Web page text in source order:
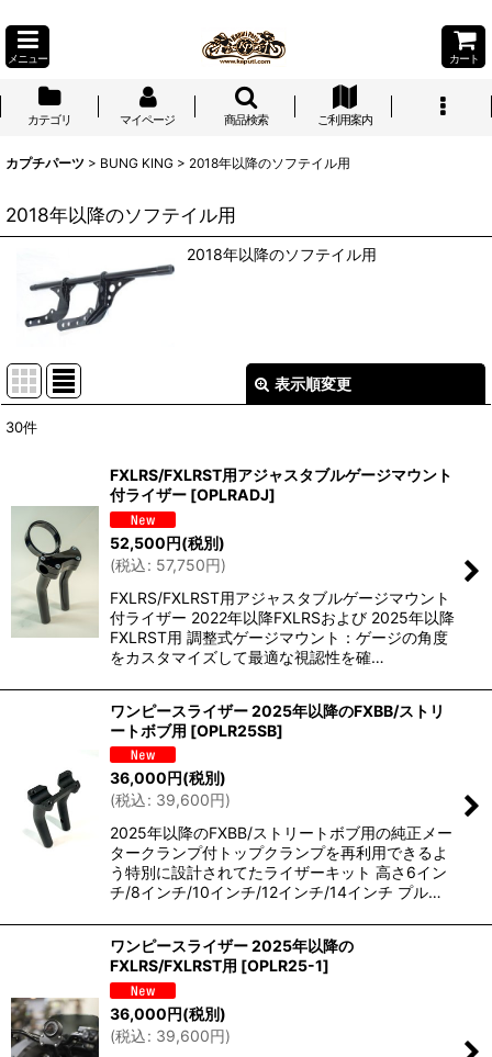
メニュー カート
カテゴリ マイページ 商品検索 ご利用案内
カプチパーツ > BUNG KING > 2018年以降のソフテイル用
2018年以降のソフテイル用
2018年以降のソフテイル用
表示順変更
並び順:
絞り込む
30件
FXLRS/FXLRST用アジャスタブルゲージマウント
付ライザー [OPLRADJ]
52,500円(税別)
(税込: 57,750円)
FXLRS/FXLRST用アジャスタブルゲージマウント
付ライザー 2022年以降FXLRSおよび 2025年以降
FXLRST用 調整式ゲージマウント：ゲージの角度
をカスタマイズして最適な視認性を確…
ワンピースライザー 2025年以降のFXBB/ストリ
ートボブ用 [OPLR25SB]
36,000円(税別)
(税込: 39,600円)
2025年以降のFXBB/ストリートボブ用の純正メー
タークランプ付トップクランプを再利用できるよ
う特別に設計されてたライザーキット 高さ6イン
チ/8インチ/10インチ/12インチ/14インチ プル…
ワンピースライザー 2025年以降の
FXLRS/FXLRST用 [OPLR25-1]
36,000円(税別)
(税込: 39,600円)